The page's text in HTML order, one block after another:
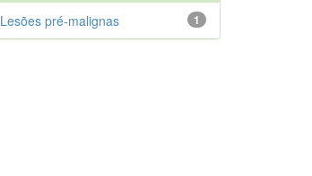
1
Lesões pré-malignas